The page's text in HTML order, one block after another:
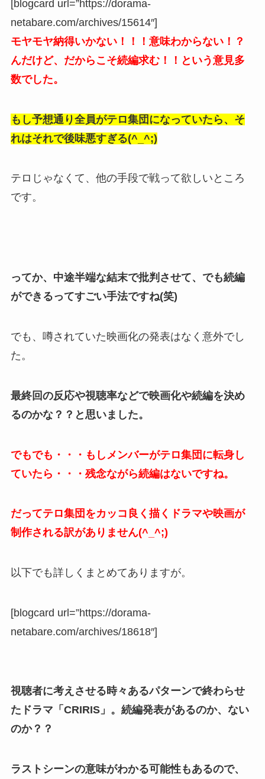
[blogcard url=”https://dorama-
netabare.com/archives/15614″]
モヤモヤ納得いかない！！！意味わからない！？
んだけど、だからこそ続編求む！！という意見多
数でした。
もし予想通り全員がテロ集団になっていたら、そ
れはそれで後味悪すぎる(^_^;)
テロじゃなくて、他の手段で戦って欲しいところ
です。
ってか、中途半端な結末で批判させて、でも続編
ができるってすごい手法ですね(笑)
でも、噂されていた映画化の発表はなく意外でし
た。
最終回の反応や視聴率などで映画化や続編を決め
るのかな？？と思いました。
でもでも・・・もしメンバーがテロ集団に転身し
ていたら・・・残念ながら続編はないですね。
だってテロ集団をカッコ良く描くドラマや映画が
制作される訳がありません(^_^;)
以下でも詳しくまとめてありますが。
[blogcard url=”https://dorama-
netabare.com/archives/18618″]
視聴者に考えさせる時々あるパターンで終わらせ
たドラマ「CRIRIS」。続編発表があるのか、ない
のか？？
ラストシーンの意味がわかる可能性もあるので、